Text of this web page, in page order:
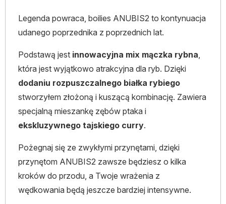
Legenda powraca, boilies ANUBIS2 to kontynuacja
udanego poprzednika z poprzednich lat.
Podstawą jest innowacyjna mix mączka rybna,
która jest wyjątkowo atrakcyjna dla ryb. Dzięki
dodaniu rozpuszczalnego białka rybiego
stworzyłem złożoną i kuszącą kombinację. Zawiera
specjalną mieszankę zębów ptaka i
ekskluzywnego tajskiego curry.
Pożegnaj się ze zwykłymi przynętami, dzięki
przynętom ANUBIS2 zawsze będziesz o kilka
kroków do przodu, a Twoje wrażenia z
wędkowania będą jeszcze bardziej intensywne.